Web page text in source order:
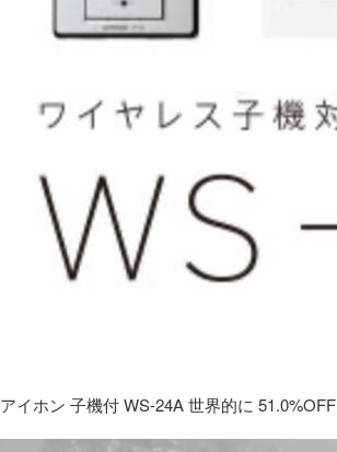
アイホン 子機付 WS-24A 世界的に